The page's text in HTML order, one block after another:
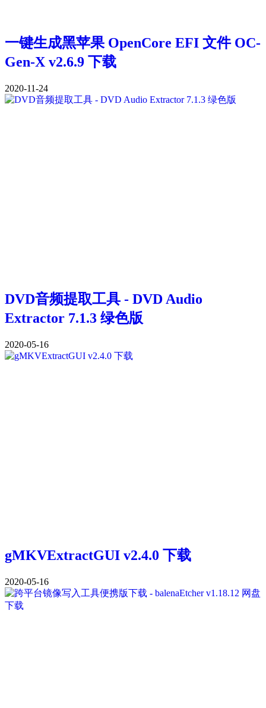
一键生成黑苹果 OpenCore EFI 文件 OC-
Gen-X v2.6.9 下载
2020-11-24
DVD音频提取工具 - DVD Audio
Extractor 7.1.3 绿色版
2020-05-16
gMKVExtractGUI v2.4.0 下载
2020-05-16